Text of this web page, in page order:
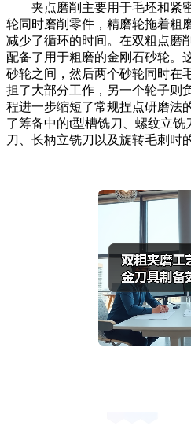
夹点磨削主要用于毛坯和紧
轮同时磨削零件，精磨轮拖着粗
减少了循环的时间。在双粗点磨
配备了用于粗磨的金刚石砂轮。
砂轮之间，然后两个砂轮同时在
担了大部分工作，另一个轮子则
程进一步缩短了常规捏点研磨法
了筹备中的t型槽铣刀、螺纹立
刀、长柄立铣刀以及旋转毛刺时